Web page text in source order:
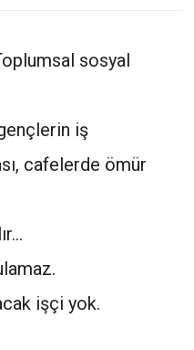
sosyal
iş
cafelerde ömür
işçi yok.